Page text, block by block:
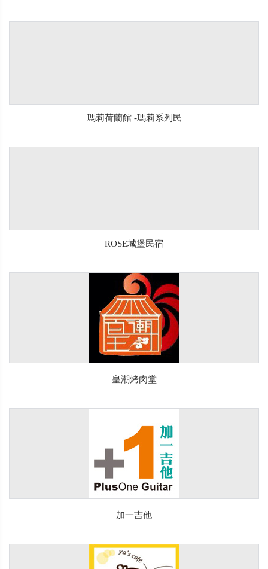
瑪莉荷蘭館 -瑪莉系列民
ROSE城堡民宿
皇潮烤肉堂
加一吉他